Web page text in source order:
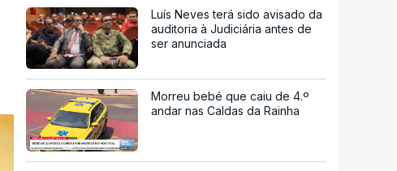
Luís Neves terá sido avisado da
auditoria à Judiciária antes de
ser anunciada
Morreu bebé que caiu de 4.º
andar nas Caldas da Rainha